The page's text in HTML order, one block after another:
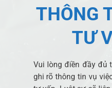
THÔNG
TƯ
Vui lòng điền đầy đủ
ghi rõ thông tin vụ
trực tiếp nuôi con hoặc đơn
ly hôn đã có hiệu lực
còn thời hạn;